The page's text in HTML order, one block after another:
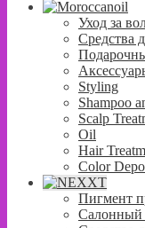
Уход за
Средства
Styling
Shampoo
Scalp
Oil
Hair
Color
Пигмент
Салонный